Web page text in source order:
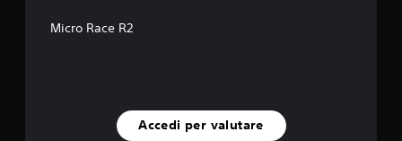
Micro Race R2
Accedi per valutare